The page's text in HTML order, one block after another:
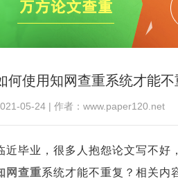
何使用知网查重系统才能不
05-24 | 作者：www.paper120.net
近毕业，很多人抱怨论文写不好
网查重系统才能不重复？相关内